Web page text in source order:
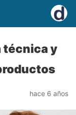
técnica y
hace 6 años